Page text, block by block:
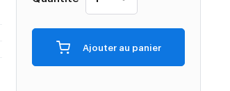
Ajouter au panier